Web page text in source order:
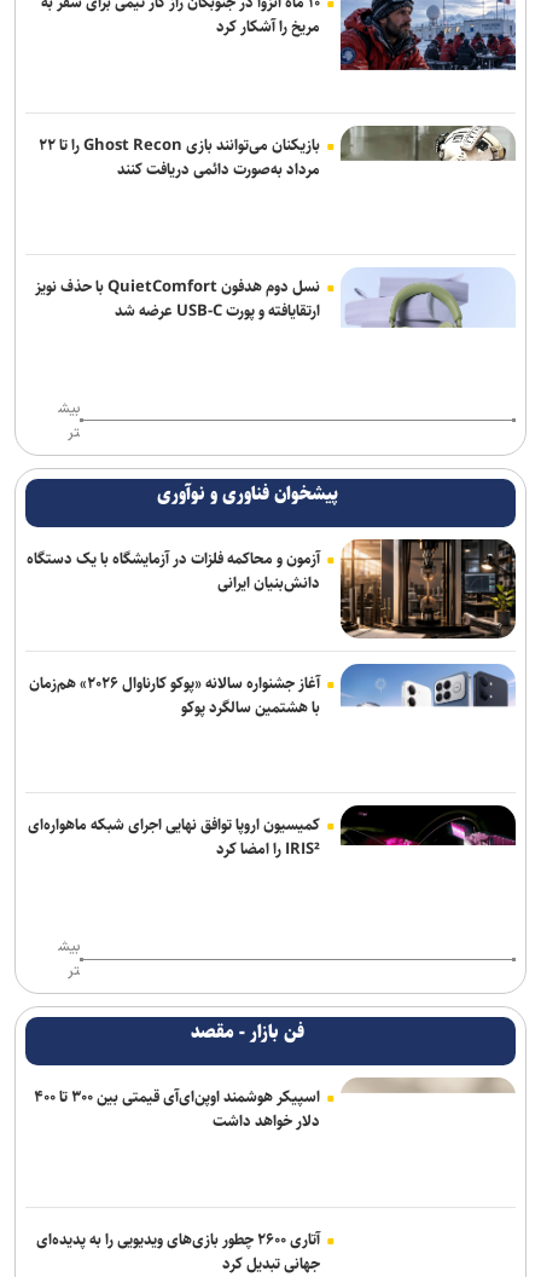
مریخ را آشکار کرد
بازیکنان می‌توانند بازی Ghost Recon را تا ۲۲
مرداد به‌صورت دائمی دریافت کنند
نسل دوم هدفون QuietComfort با حذف نویز
ارتقایافته و پورت USB-C عرضه شد
بیش
تر
پیشخوان فناوری و نوآوری
آزمون و محاکمه فلزات در آزمایشگاه با یک دستگاه
دانش‌بنیان ایرانی
آغاز جشنواره سالانه «پوکو کارناوال ۲۰۲۶» هم‌زمان
با هشتمین سالگرد پوکو
کمیسیون اروپا توافق نهایی اجرای شبکه ماهواره‌ای
IRIS² را امضا کرد
بیش
تر
فن بازار - مقصد
اسپیکر هوشمند اوپن‌ای‌آی قیمتی بین ۳۰۰ تا ۴۰۰
دلار خواهد داشت
آتاری ۲۶۰۰ چطور بازی‌های ویدیویی را به پدیده‌ای
جهانی تبدیل کرد